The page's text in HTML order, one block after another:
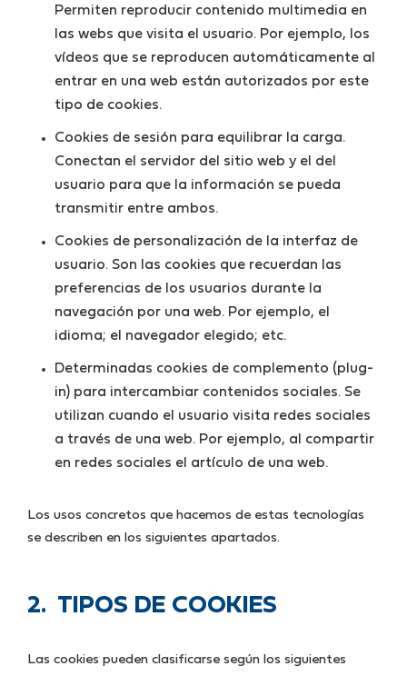
Permiten reproducir contenido multimedia en
las webs que visita el usuario. Por ejemplo, los
vídeos que se reproducen automáticamente al
entrar en una web están autorizados por este
tipo de cookies.
Cookies de sesión para equilibrar la carga.
Conectan el servidor del sitio web y el del
usuario para que la información se pueda
transmitir entre ambos.
Cookies de personalización de la interfaz de
usuario. Son las cookies que recuerdan las
preferencias de los usuarios durante la
navegación por una web. Por ejemplo, el
idioma; el navegador elegido; etc.
Determinadas cookies de complemento (plug-
in) para intercambiar contenidos sociales. Se
utilizan cuando el usuario visita redes sociales
a través de una web. Por ejemplo, al compartir
en redes sociales el artículo de una web.
Los usos concretos que hacemos de estas tecnologías
se describen en los siguientes apartados.
2. TIPOS DE COOKIES
Las cookies pueden clasificarse según los siguientes